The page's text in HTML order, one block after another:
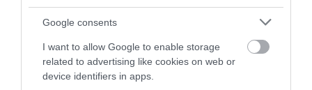
Google consents
I want to allow Google to enable storage
related to advertising like cookies on web or
device identifiers in apps.
kivitelezésig és karbantartásig. Ezekkel ugyanis biztosítható, hogy
a Klímaterv pontosan ott és úgy nyújtson valódi segítséget, ahol és
ahogyan a legnagyobb szükség van rá.